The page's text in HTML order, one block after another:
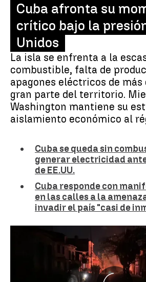
Cuba afronta su
crítico bajo la
Unidos
La isla se enfrenta a la
combustible, falta de
apagones eléctricos de más
gran parte del territorio.
Washington mantiene su
aislamiento económico al
Cuba se queda sin
generar electricidad
de EE.UU.
Cuba responde con
en las calles a la
invadir el país "casi de